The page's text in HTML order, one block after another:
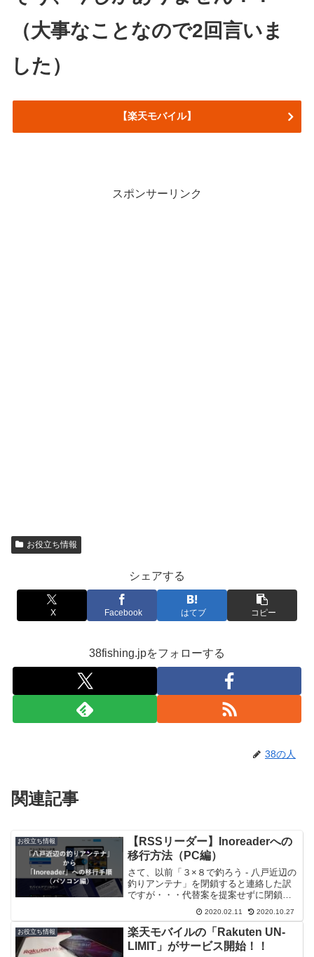
（大事なことなので2回言いま
した）
【楽天モバイル】
スポンサーリンク
お役立ち情報
シェアする
X Facebook はてブ コピー
38fishing.jpをフォローする
38の人
関連記事
お役立ち情報
【RSSリーダー】Inoreaderへの
移行方法（PC編）
さて、以前「３×８で釣ろう - 八戸近辺の
釣りアンテナ」を閉鎖すると連絡した訳
ですが・・・代替案を提案せずに閉鎖す
るのも「なんだかな～」と思い、RSSリ
ーダー「Inoreader」への移行方法をまと
めました。RSSリーダーというと
「Feed...
2020.02.11 2020.10.27
お役立ち情報
楽天モバイルの「Rakuten UN-
LIMIT」がサービス開始！！